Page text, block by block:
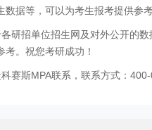
数据等，可以为考生报考提供参
研招单位招生网及对外公开的
。祝您考研成功！
赛斯MPA联系，联系方式：